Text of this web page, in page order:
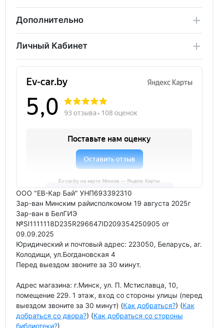
Дополнительно
Личный Кабинет
Ev-car.by на карте Минска — Яндекс Карты
ООО "ЕВ-Кар Бай" УНП693392310
Зар-ван Минским райисполкомом 19 августа 2025г
Зар-ван в БелГИЭ
№SI1111118D235R296647ID209354250905 от
09.09.2025
Юридический и почтовый адрес: 223050, Беларусь, аг.
Колодищи, ул.Богдановская 4
Перед выездом звоните за 30 минут.
Адрес магазина: г.Минск, ул. П. Мстиславца, 10,
помещение 229. 1 этаж, вход со стороны улицы (перед
выездом звоните за 30 минут) (Как добраться?) (Как
добраться со двора?) (Как добраться со стороны
библиотеки?)